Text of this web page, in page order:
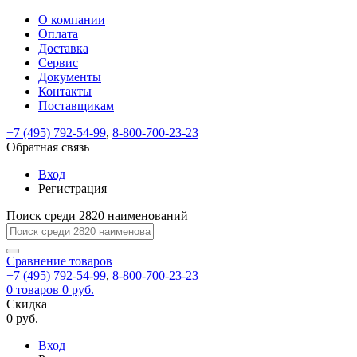
ВходРегистрация
Только
test@example.com
отправлена
по
ней
для
регистрации.
Ок
Только
Запомнить
меня
Забыли
Восстановление
пароля
Заполните
форму.
Мы
отправим
ссылку
на
указанный
электронный
адрес,
перейдя
по
которой
вы
новый
На
вашу
test@test.ru
отправлена
ссылка.
Перейдите
по
для
смены
пароля.
Введите
новый
пароль
Сменить
Пароль
успешно
Войти
Обратная
связь
Сообщение
пользовательского
соглашения
Ваше
сообщение
успешно
О компании
Оплата
Доставка
Сервис
Документы
Контакты
Поставщикам
+7 (495) 792-54-99, 8-800-700-23-23
Обратная связь
Вход
Регистрация
Поиск среди 2820 наименований
Сравнение товаров
+7 (495) 792-54-99, 8-800-700-23-23
0 товаров 0 руб.
Скидка
0 руб.
Вход